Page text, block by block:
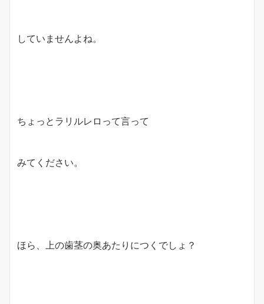
していませんよね。
ちょっとラリルレロって言って
みてください。
ほら、上の歯茎の奥あたりにつくでしょ？